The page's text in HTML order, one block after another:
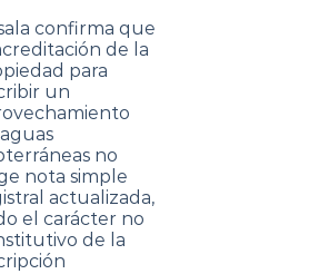
confirma que
de la
para
un
no
nota simple
actualizada,
el carácter no
de la